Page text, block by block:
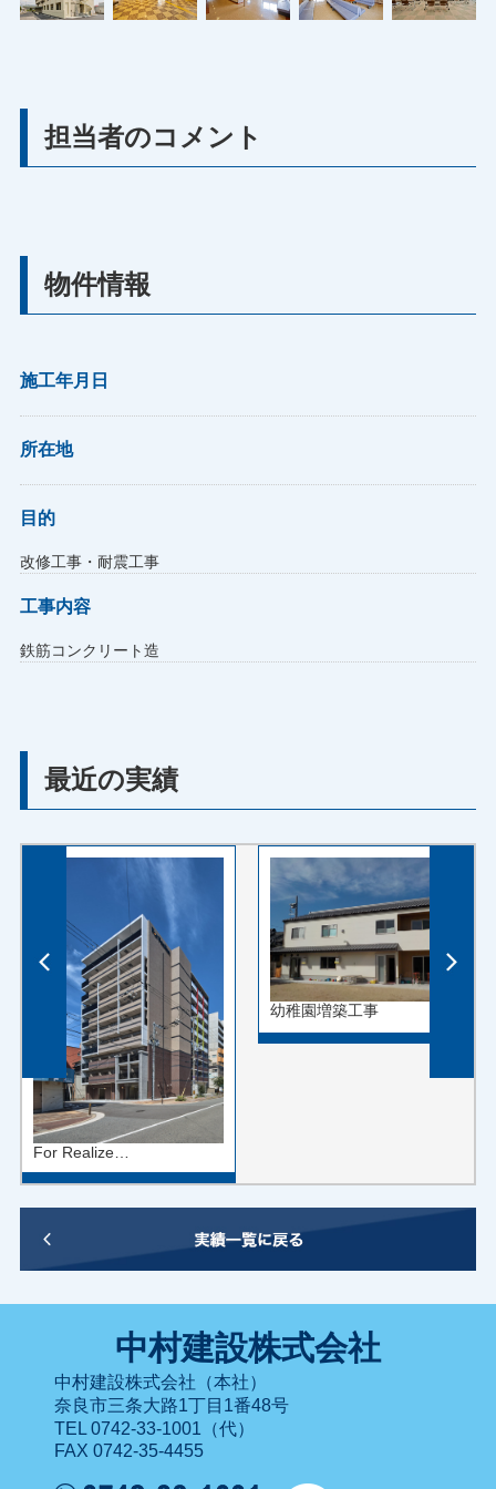
担当者のコメント
物件情報
施工年月日
所在地
目的
改修工事・耐震工事
工事内容
鉄筋コンクリート造
最近の実績
For Realize…
幼稚園増築工事
中村建設株式会社
中村建設株式会社（本社）
奈良市三条大路1丁目1番48号
TEL 0742-33-1001（代）
FAX 0742-35-4455